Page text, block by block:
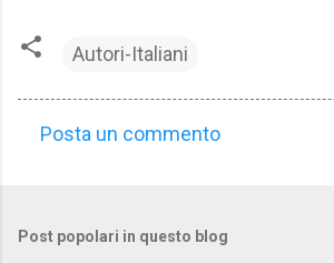
Autori-Italiani
m
Posta un commento
Post popolari in questo blog